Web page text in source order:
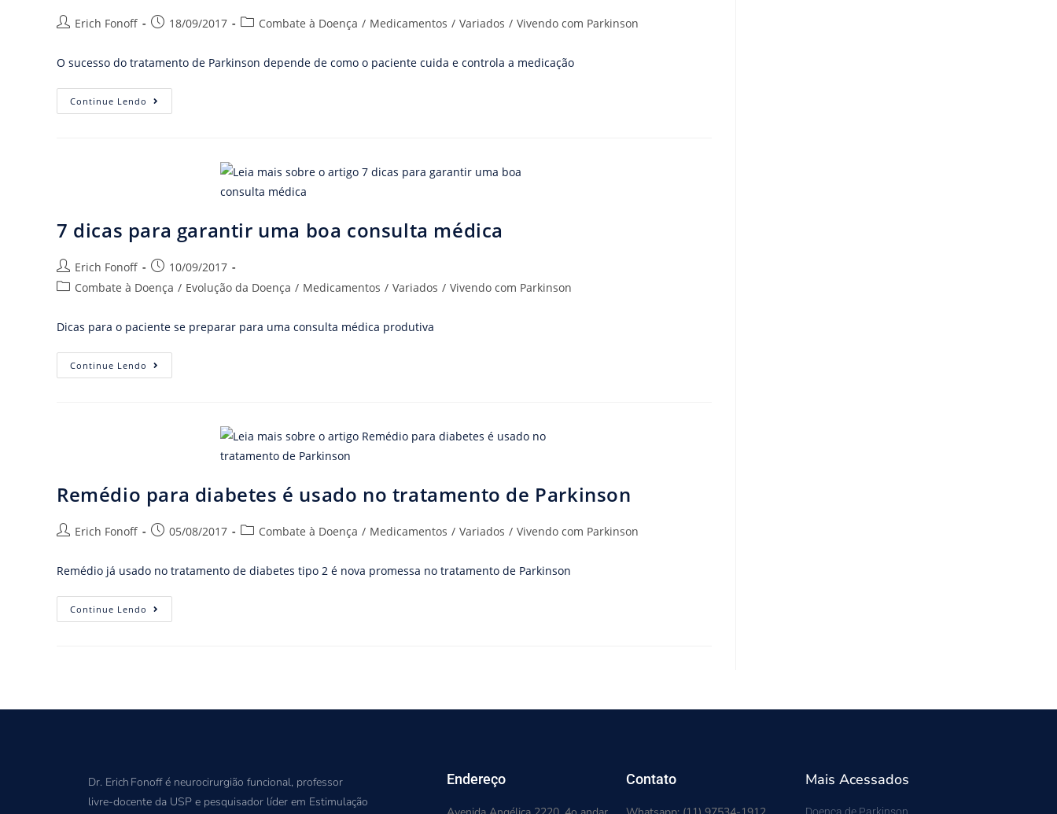
Erich Fonoff 18/09/2017 Combate à Doença / Medicamentos / Variados / Vivendo com Parkinson
O sucesso do tratamento de Parkinson depende de como o paciente cuida e controla a medicação
Continue Lendo
7 dicas para garantir uma boa consulta médica
Erich Fonoff
10/09/2017
Combate à Doença / Evolução da Doença / Medicamentos / Variados / Vivendo com Parkinson
Dicas para o paciente se preparar para uma consulta médica produtiva
Continue Lendo
Remédio para diabetes é usado no tratamento de Parkinson
Erich Fonoff 05/08/2017 Combate à Doença / Medicamentos / Variados / Vivendo com Parkinson
Remédio já usado no tratamento de diabetes tipo 2 é nova promessa no tratamento de Parkinson
Continue Lendo
Dr. Erich Fonoff é neurocirurgião funcional, professor
livre-docente da USP e pesquisador líder em Estimulação
Endereço Contato Mais Acessados